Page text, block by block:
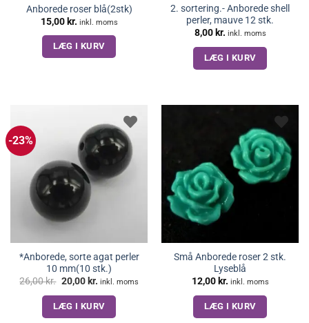
Anborede roser blå(2stk)
15,00 kr. inkl. moms
LÆG I KURV
2. sortering.- Anborede shell
perler, mauve 12 stk.
8,00 kr. inkl. moms
LÆG I KURV
-23%
*Anborede, sorte agat perler
10 mm(10 stk.)
26,00kr. Den
oprindelige
pris
var:
26,00 kr..
20,00 kr.Den
pris
er:
20,00 kr..
inkl. moms
LÆG I KURV
Små Anborede roser 2 stk.
Lyseblå
12,00 kr. inkl. moms
LÆG I KURV